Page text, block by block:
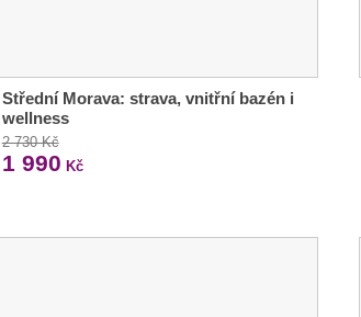
Střední Morava: strava, vnitřní bazén i
wellness
2 730 Kč
1 990 Kč